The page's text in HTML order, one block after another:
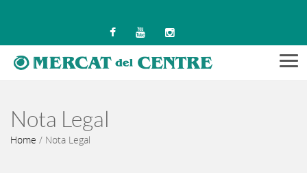
Nota Legal
Home / Nota Legal